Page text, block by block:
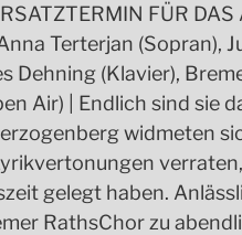
FÜR
Terterjan (Sopran),
Dehning (Klavier),
Air) | Endlich sind sie
widmeten
gelegt haben.
RathsChor zu